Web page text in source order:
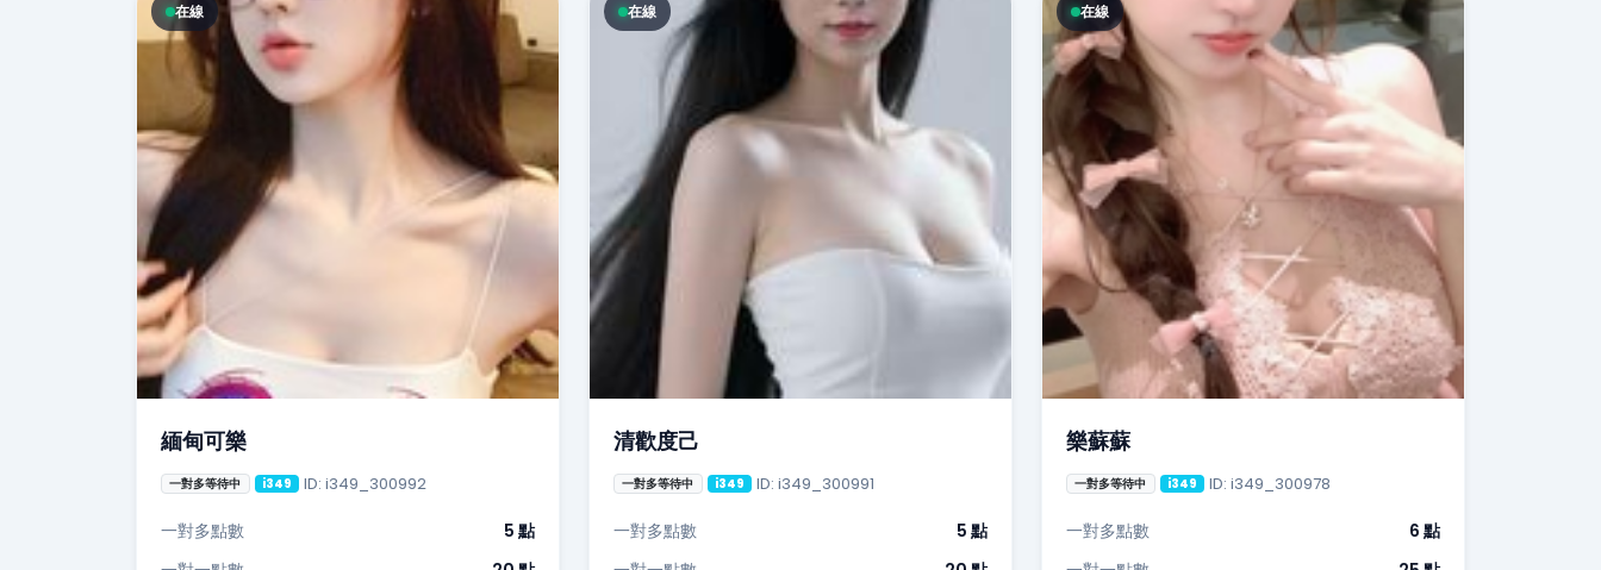
在線
緬甸可樂
一對多等待中 i349 ID: i349_300992
一對多點數
5 點
在線
清歡度己
一對多等待中 i349 ID: i349_300991
一對多點數
5 點
在線
樂蘇蘇
一對多等待中 i349 ID: i349_300978
一對多點數
6 點